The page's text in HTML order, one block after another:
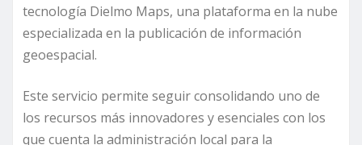
tecnología Dielmo Maps, una plataforma en la nube
especializada en la publicación de información
geoespacial.
Este servicio permite seguir consolidando uno de
los recursos más innovadores y esenciales con los
que cuenta la administración local para la